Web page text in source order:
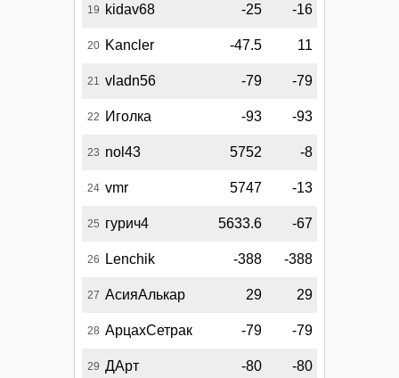
19 kidav68 -25 -16
20 Kancler -47.5 11
21 vladn56 -79 -79
22 Иголка -93 -93
23 nol43 5752 -8
24 vmr 5747 -13
25 гурич4 5633.6 -67
26 Lenchik -388 -388
27 АсияАлькар 29 29
28 АрцахСетрак -79 -79
29 ДАрт -80 -80